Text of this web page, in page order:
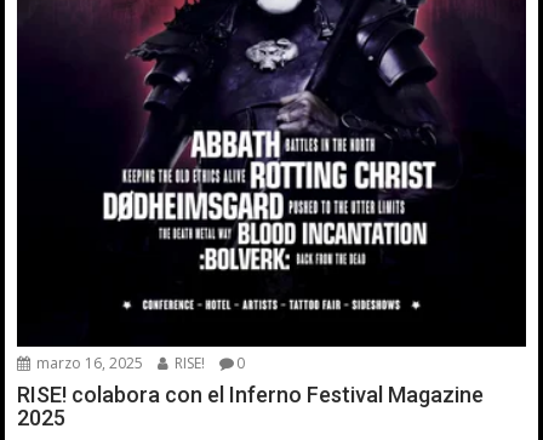
marzo 16, 2025 RISE! 0
RISE! colabora con el Inferno Festival Magazine
2025